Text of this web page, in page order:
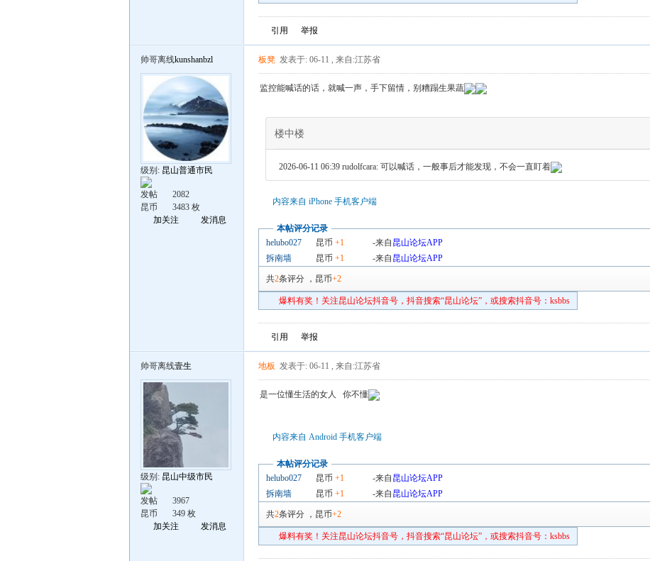
引用 举报
帅哥离线kunshanbzl
级别: 昆山普通市民
发帖
2082
昆币
3483 枚
加关注
发消息
板凳 发表于: 06-11 , 来自:江苏省
监控能喊话的话，就喊一声，手下留情，别糟蹋生果蔬
楼中楼
2026-06-11 06:39 rudolfcara: 可以喊话，一般事后才能发现，不会一直盯着
内容来自 iPhone 手机客户端
本帖评分记录
helubo027
昆币 +1 -来自 昆山论坛APP
拆南墙
昆币 +1 -来自 昆山论坛APP
共2条评分 ， 昆币+2
爆料有奖！关注昆山论坛抖音号，抖音搜索“昆山论坛”，或搜索抖音号：ksbbs
引用 举报
帅哥离线壹生
级别: 昆山中级市民
发帖
3967
昆币
349 枚
加关注
发消息
地板 发表于: 06-11 , 来自:江苏省
是一位懂生活的女人 你不懂
内容来自 Android 手机客户端
本帖评分记录
helubo027
昆币 +1 -来自 昆山论坛APP
拆南墙
昆币 +1 -来自 昆山论坛APP
共2条评分 ， 昆币+2
爆料有奖！关注昆山论坛抖音号，抖音搜索“昆山论坛”，或搜索抖音号：ksbbs